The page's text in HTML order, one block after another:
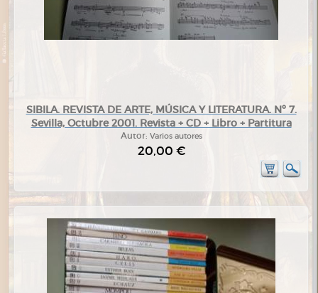
SIBILA. REVISTA DE ARTE, MÚSICA Y LITERATURA. Nº 7.
Sevilla, Octubre 2001. Revista + CD + Libro + Partitura
Autor: Varios autores
20,00 €